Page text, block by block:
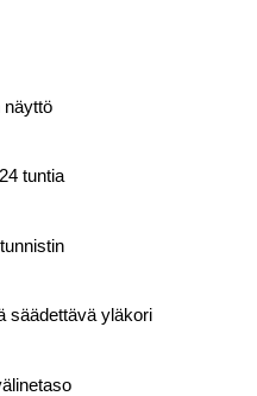
näyttö
tuntia
säädettävä yläkori